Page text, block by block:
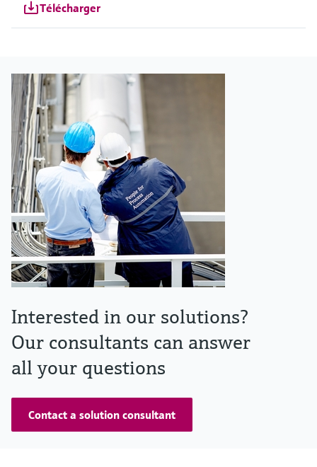
Télécharger
Interested in our solutions?
Our consultants can answer
all your questions
Contact a solution consultant